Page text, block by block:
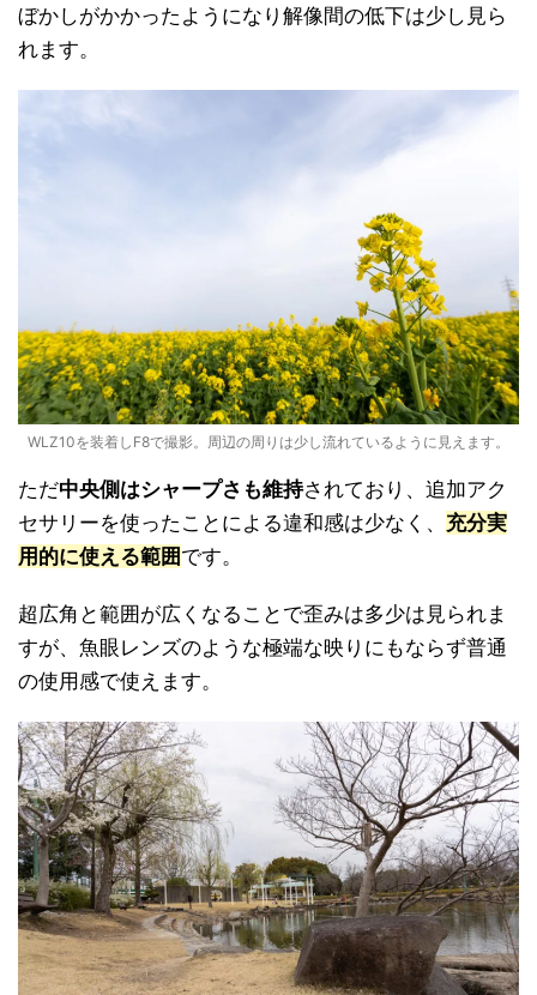
ぼかしがかかったようになり解像間の低下は少し見ら
れます。
WLZ10を装着しF8で撮影。周辺の周りは少し流れているように見えます。
ただ中央側はシャープさも維持されており、追加アク
セサリーを使ったことによる違和感は少なく、 充分実
用的に使える範囲です。
超広角と範囲が広くなることで歪みは多少は見られま
すが、魚眼レンズのような極端な映りにもならず普通
の使用感で使えます。